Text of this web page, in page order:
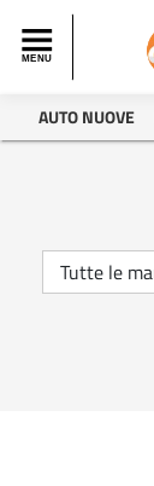
AUTO NUOVE